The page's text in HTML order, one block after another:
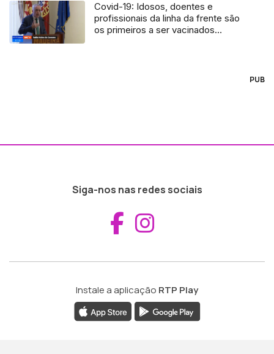
Covid-19: Idosos, doentes e
profissionais da linha da frente são
os primeiros a ser vacinados
PUB
Siga-nos nas redes sociais
Aceder ao
Instale a aplicação RTP Play